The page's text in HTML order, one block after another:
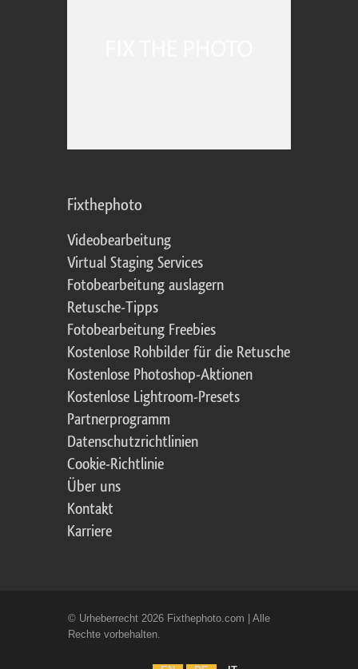
Fixthephoto
Videobearbeitung
Virtual Staging Services
Fotobearbeitung auslagern
Retusche-Tipps
Fotobearbeitung Freebies
Kostenlose Rohbilder für die Retusche
Kostenlose Photoshop-Aktionen
Kostenlose Lightroom-Presets
Partnerprogramm
Datenschutzrichtlinien
Cookie-Richtlinie
Über uns
Kontakt
Karriere
© Urheberrecht 2026 Fixthephoto.com | Alle
Rechte vorbehalten.